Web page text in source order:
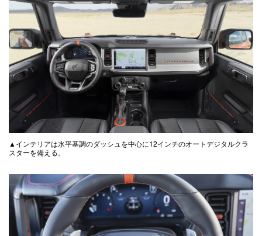
▲インテリアは水平基調のダッシュを中心に12インチのオートデジタルクラ
スターを備える。